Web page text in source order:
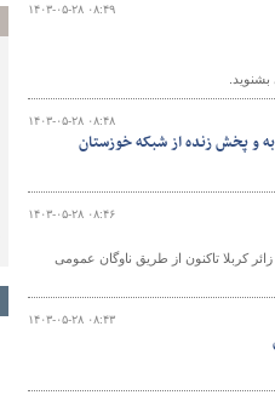
۱۴۰۳-۰۵-۲۸ ۰۸:۴۹
۱۴۰۳-۰۵-۲۸ ۰۸:۴۸
و پخش زنده از شبکه خوزستان
۱۴۰۳-۰۵-۲۸ ۰۸:۴۶
اداره کل راهداری و حمل و نقل جاده‌ای اصفهان گفت: بیش از ۵۰ هزار زائر کربلا تاکنون از طریق ناوگان عمومی
۱۴۰۳-۰۵-۲۸ ۰۸:۴۳